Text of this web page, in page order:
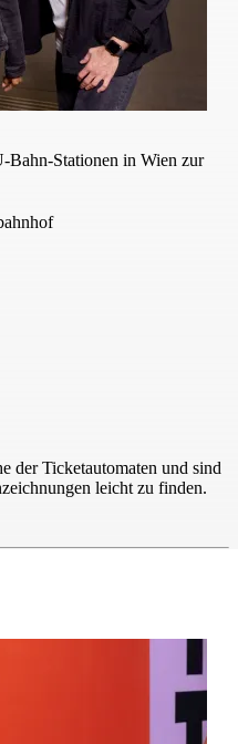
Bahn-Stationen in Wien zur
der Ticketautomaten und sind
leicht zu finden.